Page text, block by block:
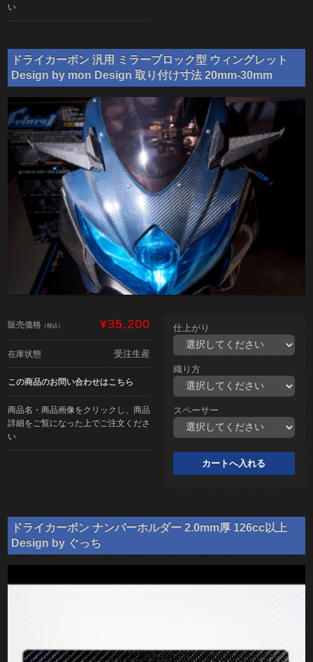
い
ドライカーボン 汎用 ミラーブロック型 ウィングレット
Design by mon Design 取り付け寸法 20mm-30mm
販売価格 （税込） ¥35,200
在庫状態 受注生産
この商品のお問い合わせはこちら
商品名・商品画像をクリックし、商品
詳細をご覧になった上でご注文くださ
い
仕上がり
織り方
スペーサー
ドライカーボン ナンバーホルダー 2.0mm厚 126cc以上
Design by ぐっち